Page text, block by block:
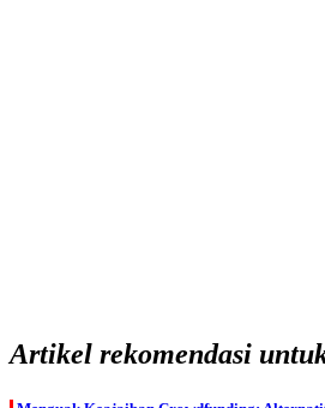
Artikel rekomendasi